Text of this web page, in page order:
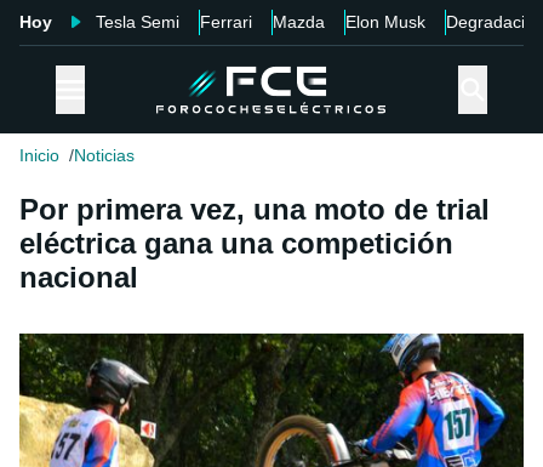
Hoy Tesla Semi Ferrari Mazda Elon Musk Degradación
Inicio Noticias
Por primera vez, una moto de trial
eléctrica gana una competición
nacional